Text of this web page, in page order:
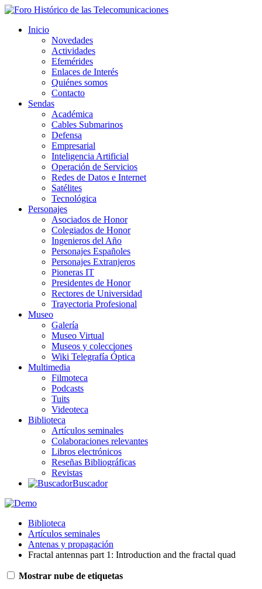
Inicio
Novedades
Actividades
Efemérides
Enlaces de Interés
Quiénes somos
Contacto
Sendas
Académica
Cables Submarinos
Defensa
Empresarial
Inteligencia Artificial
Operación de Servicios
Redes de Datos e Internet
Satélites
Tecnológica
Personajes
Asociados de Honor
Colegiados de Honor
Ingenieros del Año
Personajes Españoles
Personajes Extranjeros
Pioneras IT
Presidentes de Honor
Rectores de Universidad
Trayectoria Profesional
Museo
Galería
Museo Virtual
Museos y colecciones
Wiki Telegrafía Óptica
Multimedia
Filmoteca
Podcasts
Tuits
Videoteca
Biblioteca
Artículos seminales
Colaboraciones relevantes
Libros electrónicos
Reseñas Bibliográficas
Revistas
Buscador
Biblioteca
Artículos seminales
Antenas y propagación
Fractal antennas part 1: Introduction and the fractal quad
Mostrar nube de etiquetas